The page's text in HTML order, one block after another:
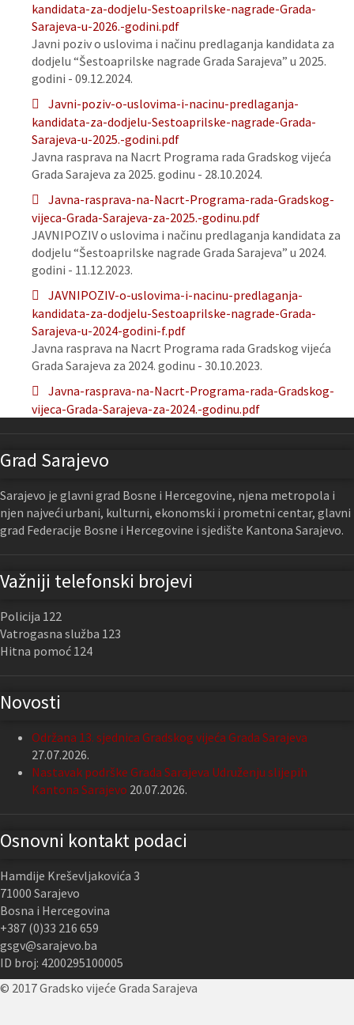
kandidata-za-dodjelu-Sestoaprilske-nagrade-Grada-
Sarajeva-u-2026.-godini.pdf
Javni poziv o uslovima i načinu predlaganja kandidata za
dodjelu “Šestoaprilske nagrade Grada Sarajeva” u 2025.
godini - 09.12.2024.
Javni-poziv-o-uslovima-i-nacinu-predlaganja-
kandidata-za-dodjelu-Sestoaprilske-nagrade-Grada-
Sarajeva-u-2025.-godini.pdf
Javna rasprava na Nacrt Programa rada Gradskog vijeća
Grada Sarajeva za 2025. godinu - 28.10.2024.
Javna-rasprava-na-Nacrt-Programa-rada-Gradskog-
vijeca-Grada-Sarajeva-za-2025.-godinu.pdf
JAVNIPOZIV o uslovima i načinu predlaganja kandidata za
dodjelu “Šestoaprilske nagrade Grada Sarajeva” u 2024.
godini - 11.12.2023.
JAVNIPOZIV-o-uslovima-i-nacinu-predlaganja-
kandidata-za-dodjelu-Sestoaprilske-nagrade-Grada-
Sarajeva-u-2024-godini-f.pdf
Javna rasprava na Nacrt Programa rada Gradskog vijeća
Grada Sarajeva za 2024. godinu - 30.10.2023.
Javna-rasprava-na-Nacrt-Programa-rada-Gradskog-
vijeca-Grada-Sarajeva-za-2024.-godinu.pdf
Grad Sarajevo
Sarajevo je glavni grad Bosne i Hercegovine, njena metropola i
njen najveći urbani, kulturni, ekonomski i prometni centar, glavni
grad Federacije Bosne i Hercegovine i sjedište Kantona Sarajevo.
Važniji telefonski brojevi
Policija 122
Vatrogasna služba 123
Hitna pomoć 124
Novosti
Održana 13. sjednica Gradskog vijeća Grada Sarajeva
27.07.2026.
Nastavak podrške Grada Sarajeva Udruženju slijepih
Kantona Sarajevo 20.07.2026.
Osnovni kontakt podaci
Hamdije Kreševljakovića 3
71000 Sarajevo
Bosna i Hercegovina
+387 (0)33 216 659
gsgv@sarajevo.ba
ID broj: 4200295100005
© 2017 Gradsko vijeće Grada Sarajeva